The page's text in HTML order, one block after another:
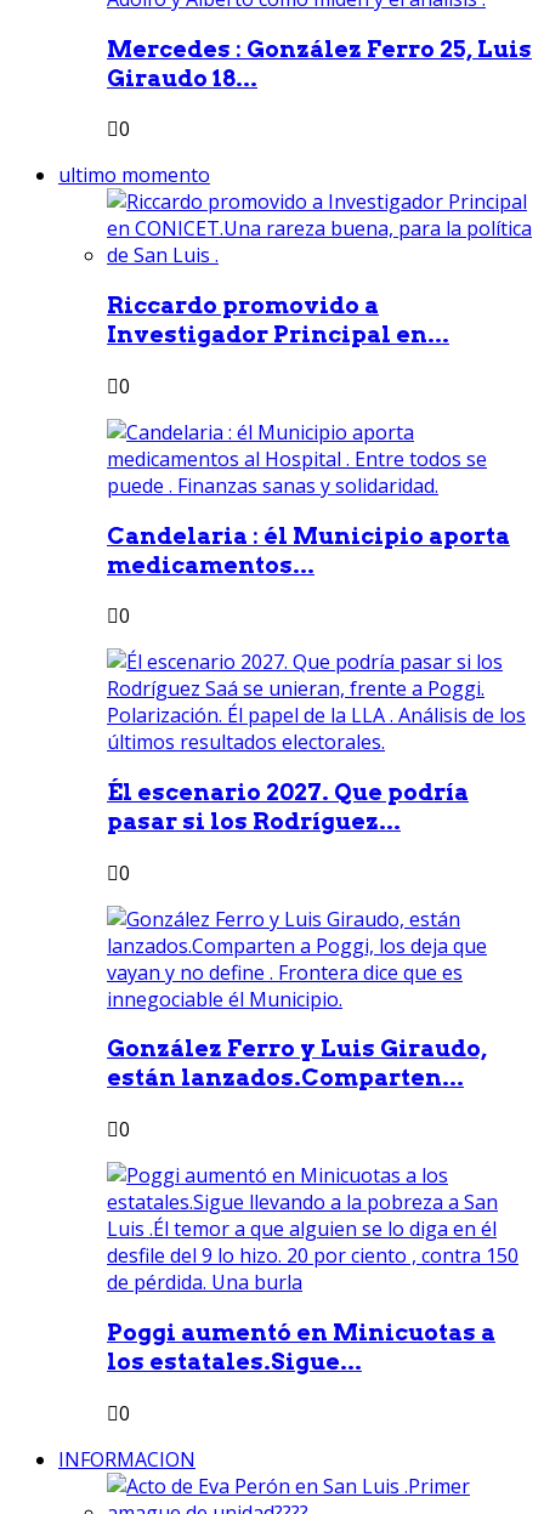
Mercedes : González Ferro 25, Luis
Giraudo 18...
0
ultimo momento
Riccardo promovido a
Investigador Principal en...
0
Candelaria : él Municipio aporta
medicamentos...
0
Él escenario 2027. Que podría
pasar si los Rodríguez...
0
González Ferro y Luis Giraudo,
están lanzados.Comparten...
0
Poggi aumentó en Minicuotas a
los estatales.Sigue...
0
INFORMACION